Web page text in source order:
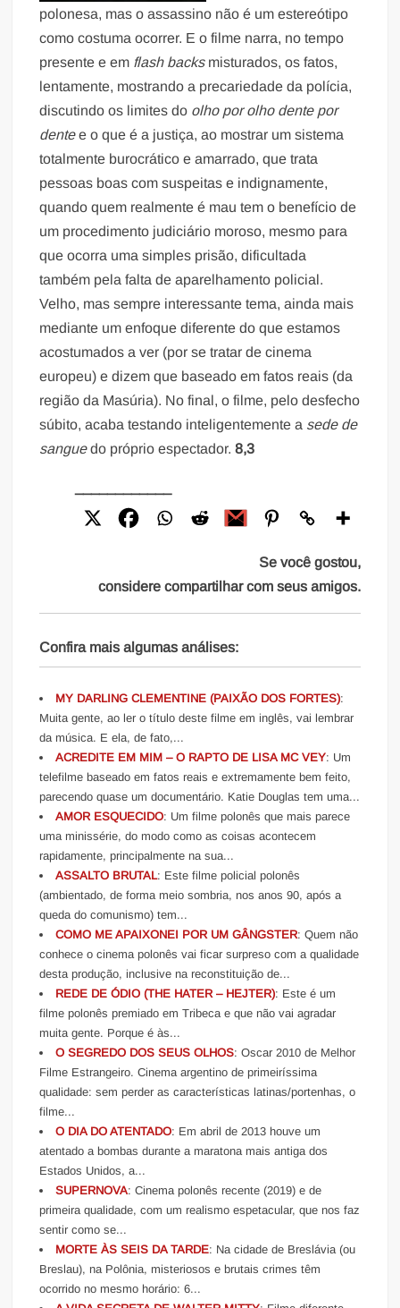
polonesa, mas o assassino não é um estereótipo
como costuma ocorrer. E o filme narra, no tempo
presente e em flash backsmisturados, os fatos,
lentamente, mostrando a precariedade da polícia,
discutindo os limites do olho por olho dente por
dentee o que é a justiça, ao mostrar um sistema
totalmente burocrático e amarrado, que trata
pessoas boas com suspeitas e indignamente,
quando quem realmente é mau tem o benefício de
um procedimento judiciário moroso, mesmo para
que ocorra uma simples prisão, dificultada
também pela falta de aparelhamento policial.
Velho, mas sempre interessante tema, ainda mais
mediante um enfoque diferente do que estamos
acostumados a ver (por se tratar de cinema
europeu) e dizem que baseado em fatos reais (da
região da Masúria). No final, o filme, pelo desfecho
súbito, acaba testando inteligentemente a sede de
sanguedo próprio espectador.8,3
Se você gostou,
considere compartilhar com seus amigos.
Confira mais algumas análises:
MY DARLING CLEMENTINE (PAIXÃO DOS FORTES):
Muita gente, ao ler o título deste filme em inglês, vai lembrar
da música. E ela, de fato,...
ACREDITE EM MIM – O RAPTO DE LISA MC VEY: Um
telefilme baseado em fatos reais e extremamente bem feito,
parecendo quase um documentário. Katie Douglas tem uma...
AMOR ESQUECIDO: Um filme polonês que mais parece
uma minissérie, do modo como as coisas acontecem
rapidamente, principalmente na sua...
ASSALTO BRUTAL: Este filme policial polonês
(ambientado, de forma meio sombria, nos anos 90, após a
queda do comunismo) tem...
COMO ME APAIXONEI POR UM GÂNGSTER: Quem não
conhece o cinema polonês vai ficar surpreso com a qualidade
desta produção, inclusive na reconstituição de...
REDE DE ÓDIO (THE HATER – HEJTER): Este é um
filme polonês premiado em Tribeca e que não vai agradar
muita gente. Porque é às...
O SEGREDO DOS SEUS OLHOS: Oscar 2010 de Melhor
Filme Estrangeiro. Cinema argentino de primeiríssima
qualidade: sem perder as características latinas/portenhas, o
filme...
O DIA DO ATENTADO: Em abril de 2013 houve um
atentado a bombas durante a maratona mais antiga dos
Estados Unidos, a...
SUPERNOVA: Cinema polonês recente (2019) e de
primeira qualidade, com um realismo espetacular, que nos faz
sentir como se...
MORTE ÀS SEIS DA TARDE: Na cidade de Breslávia (ou
Breslau), na Polônia, misteriosos e brutais crimes têm
ocorrido no mesmo horário: 6...